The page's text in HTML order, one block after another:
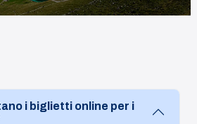
i biglietti online per i